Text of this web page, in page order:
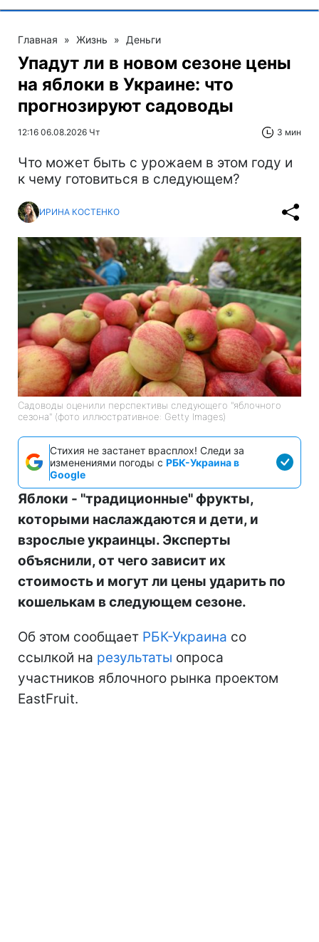
Главная » Жизнь » Деньги
Упадут ли в новом сезоне цены
на яблоки в Украине: что
прогнозируют садоводы
12:16 06.08.2026 Чт 3 мин
Что может быть с урожаем в этом году и
к чему готовиться в следующем?
ИРИНА КОСТЕНКО
Садоводы оценили перспективы следующего "яблочного
сезона" (фото иллюстративное: Getty Images)
Стихия не застанет врасплох! Следи за
изменениями погоды с РБК-Украина в
Google
Яблоки - "традиционные" фрукты,
которыми наслаждаются и дети, и
взрослые украинцы. Эксперты
объяснили, от чего зависит их
стоимость и могут ли цены ударить по
кошелькам в следующем сезоне.
Об этом сообщает РБК-Украина со
ссылкой на результаты опроса
участников яблочного рынка проектом
EastFruit.